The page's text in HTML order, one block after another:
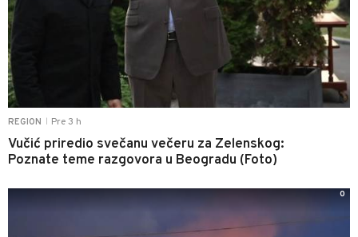
REGION Pre 3 h
Vučić priredio svečanu večeru za Zelenskog:
Poznate teme razgovora u Beogradu (Foto)
0